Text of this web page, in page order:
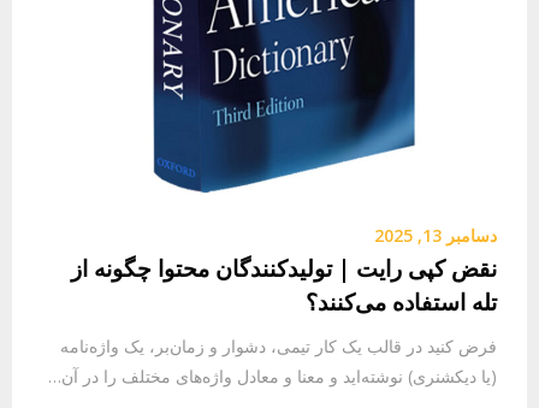
دسامبر 13, 2025
نقض کپی رایت | تولیدکنندگان محتوا چگونه از
تله استفاده می‌کنند؟
فرض کنید در قالب یک کار تیمی، دشوار و زمان‌بر، یک واژه‌نامه
(یا دیکشنری) نوشته‌اید و معنا و معادل واژه‌های مختلف را در آن…